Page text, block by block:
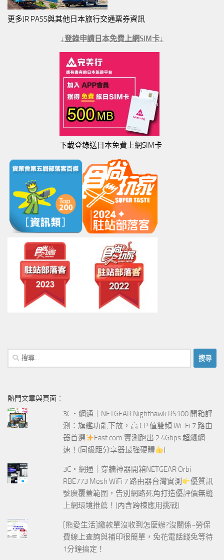
更多JR PASS與其他日本旅行交通票券資訊
↓登錄申請日本免費上網SIM卡↓
下載登錄送日本免費上網SIM卡
搜
尋
字:
熱門文章與頁面︰
3C‧網通｜NETGEAR Nighthawk RS100 開箱評
測：旗艦功能下放，高 CP 值雙頻 Wi-Fi 7 路由
器首選
Fast.com 實測跑出 2.4Gbps 超飆網
速！(同級距分享器最強硬體
)
3C‧網通｜穿牆神器開箱NETGEAR Orbi
RBE773 Mesh WiFi 7 路由器台灣實測
優質訊
號廣覆蓋範圍，告別網路死角打造優評價無縫
上網環境推薦！(內含跨棟應用挑戰)
[熊愛生活]繳款單沒收到怎麼辦?沒關係~勞保
費線上查詢與補印很簡單，免花電話錢免等待
1分鐘搞定！